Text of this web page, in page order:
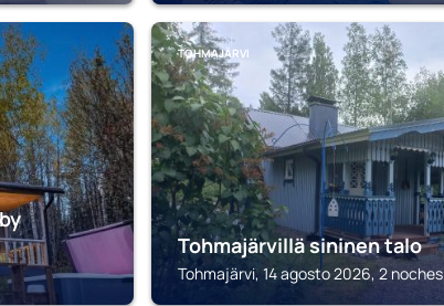
TOHMAJÄRVI
Tohmajärvillä sininen talo
Tohmajärvi, 14 agosto 2026, 2 noches